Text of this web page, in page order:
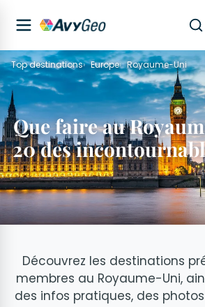
Top destinations Europe Royaume-Uni
Que faire au
20 des
Découvrez les destinations
membres au Royaume-Uni,
des infos pratiques, des